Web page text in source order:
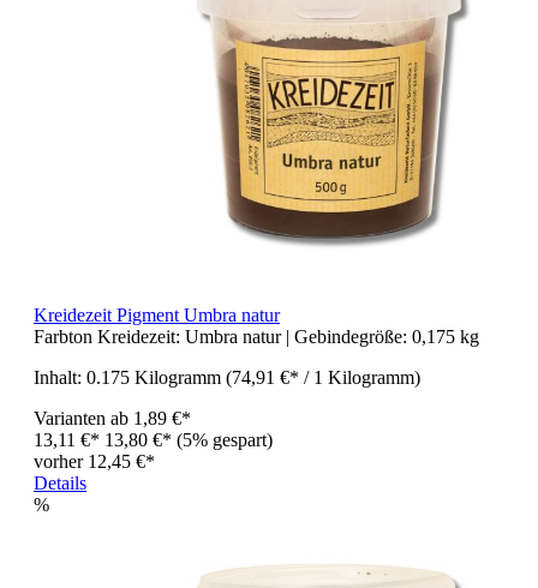
Kreidezeit Pigment Umbra natur
Farbton Kreidezeit: Umbra natur | Gebindegröße: 0,175 kg
Inhalt: 0.175 Kilogramm (74,91 €* / 1 Kilogramm)
Varianten ab 1,89 €*
13,11 €* 13,80 €* (5% gespart)
vorher 12,45 €*
Details
%